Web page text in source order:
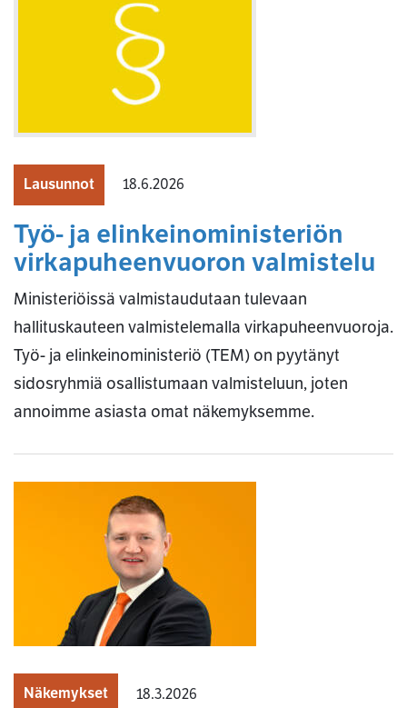
Lausunnot 18.6.2026
Työ- ja elinkeinoministeriön
virkapuheenvuoron valmistelu
Ministeriöissä valmistaudutaan tulevaan
hallituskauteen valmistelemalla virkapuheenvuoroja.
Työ- ja elinkeinoministeriö (TEM) on pyytänyt
sidosryhmiä osallistumaan valmisteluun, joten
annoimme asiasta omat näkemyksemme.
Näkemykset 18.3.2026